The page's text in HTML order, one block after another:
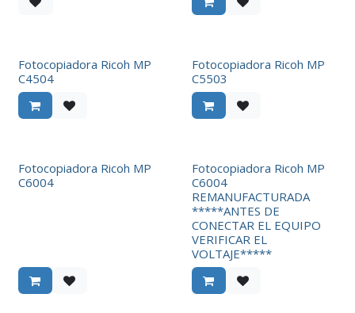
Fotocopiadora Ricoh MP
C4504
Fotocopiadora Ricoh MP
C5503
Fotocopiadora Ricoh MP
C6004
Fotocopiadora Ricoh MP
C6004
REMANUFACTURADA
*****ANTES DE
CONECTAR EL EQUIPO
VERIFICAR EL
VOLTAJE*****